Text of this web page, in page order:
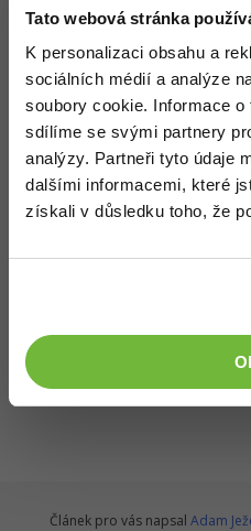
Tato webová stránka
K personalizaci obsahu a
sociálních médií a analýze
soubory cookie. Informace
sdílíme se svými partnery
analýzy. Partneři tyto údaje
dalšími informacemi, které
získali v důsledku toho, že
Varianta ultra bude v
za n 149.99 USD (cca 3 600
SanDisk u obou karet
rozsahu -25 °C do +85 °C
rentgenu a magnetickým
karet standartem.
Zdroj:TomsHardware
Všechny
Článek pro vás napsal Adam